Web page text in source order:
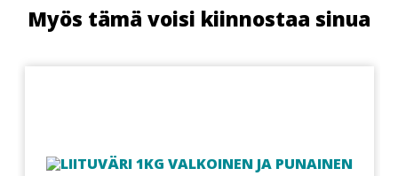
Myös tämä voisi kiinnostaa sinua